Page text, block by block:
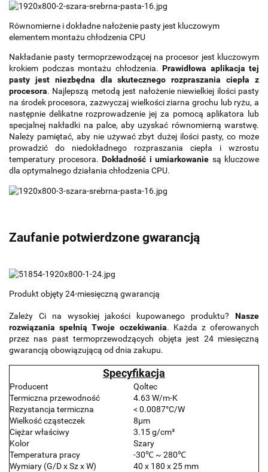
Równomierne i dokładne nałożenie pasty jest kluczowym
elementem montażu chłodzenia CPU
Nakładanie pasty termoprzewodzącej na procesor jest kluczowym
krokiem podczas montażu chłodzenia. Prawidłowa aplikacja tej
pasty jest niezbędna dla skutecznego rozpraszania ciepła z
procesora. Najlepszą metodą jest nałożenie niewielkiej ilości pasty
na środek procesora, zazwyczaj wielkości ziarna grochu lub ryżu, a
następnie delikatne rozprowadzenie jej za pomocą aplikatora lub
specjalnej nakładki na palce, aby uzyskać równomierną warstwę.
Należy pamiętać, aby nie używać zbyt dużej ilości pasty, co może
prowadzić do niedokładnego rozpraszania ciepła i wzrostu
temperatury procesora. Dokładność i umiarkowanie są kluczowe
dla optymalnego działania chłodzenia CPU.
Zaufanie potwierdzone gwarancją
Produkt objęty 24-miesięczną gwarancją
Zależy Ci na wysokiej jakości kupowanego produktu? Nasze
rozwiązania spełnią Twoje oczekiwania. Każda z oferowanych
przez nas past termoprzewodzących objęta jest 24 miesięczną
gwarancją obowiązującą od dnia zakupu.
Specyfikacja
Producent
Qoltec
Termiczna przewodność
4.63 W/m-K
Rezystancja termiczna
< 0.0087°C/W
Wielkość cząsteczek
8μm
Ciężar właściwy
3.15 g/cm³
Kolor
Szary
Temperatura pracy
-30℃ ~ 280℃
Wymiary (G/D x Sz x W)
40 x 180 x 25 mm